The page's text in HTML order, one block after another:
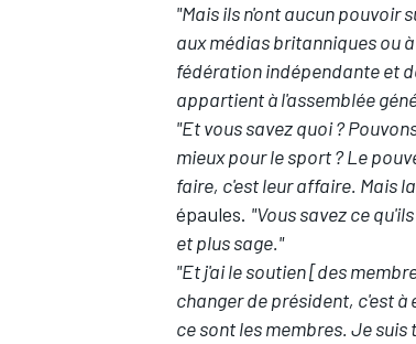
AUTRES CHAMPIONNATS
"Mais ils n'ont aucun pouvoir
aux médias britanniques ou
fédération indépendante et
appartient à l'assemblée
"Et vous savez quoi ?
mieux pour le sport ? Le
faire, c'est leur affaire. Mais
épaules. "Vous savez ce
et plus sage."
"Et j'ai le soutien [des
changer de président, c'est à
ce sont les membres. Je